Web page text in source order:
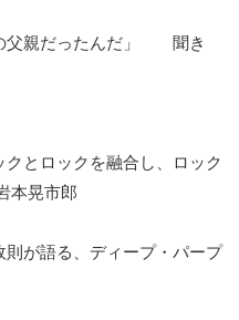
の父親だったんだ」 聞き
クとロックを融合し、ロック
本晃市郎
則が語る、ディープ・パープ